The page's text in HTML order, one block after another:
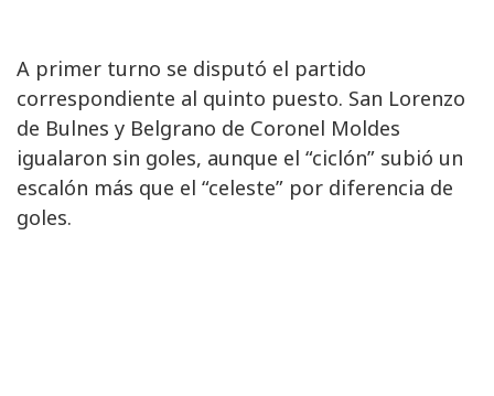
A primer turno se disputó el partido
correspondiente al quinto puesto. San Lorenzo
de Bulnes y Belgrano de Coronel Moldes
igualaron sin goles, aunque el “ciclón” subió un
escalón más que el “celeste” por diferencia de
goles.